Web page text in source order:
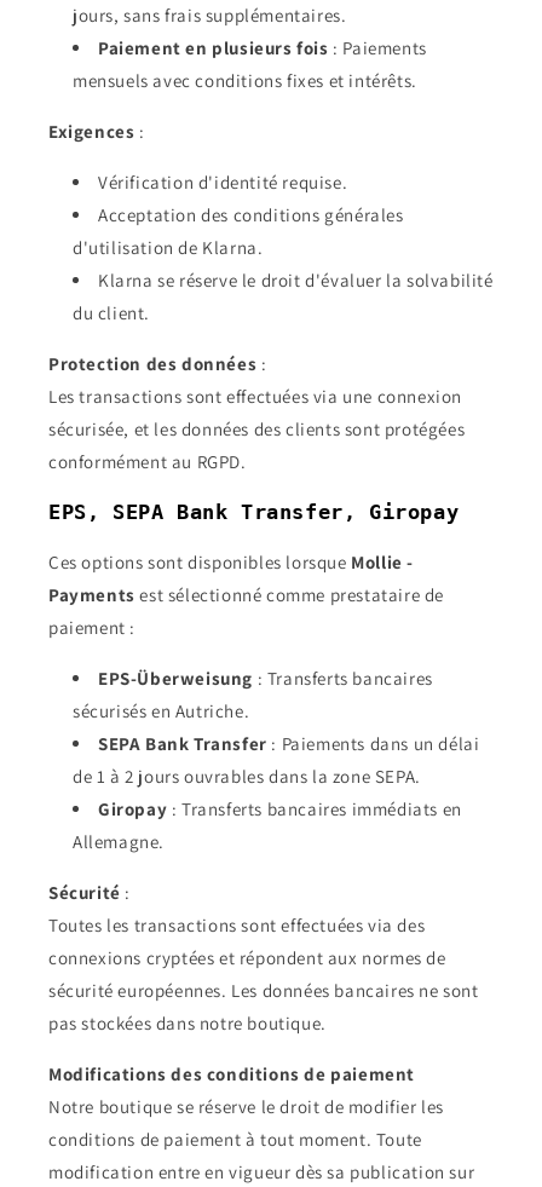
jours, sans frais supplémentaires.
Paiement en plusieurs fois : Paiements
mensuels avec conditions fixes et intérêts.
Exigences :
Vérification d'identité requise.
Acceptation des conditions générales
d'utilisation de Klarna.
Klarna se réserve le droit d'évaluer la solvabilité
du client.
Protection des données :
Les transactions sont effectuées via une connexion
sécurisée, et les données des clients sont protégées
conformément au RGPD.
EPS, SEPA Bank Transfer, Giropay
Ces options sont disponibles lorsque Mollie -
Payments est sélectionné comme prestataire de
paiement :
EPS-Überweisung : Transferts bancaires
sécurisés en Autriche.
SEPA Bank Transfer : Paiements dans un délai
de 1 à 2 jours ouvrables dans la zone SEPA.
Giropay : Transferts bancaires immédiats en
Allemagne.
Sécurité :
Toutes les transactions sont effectuées via des
connexions cryptées et répondent aux normes de
sécurité européennes. Les données bancaires ne sont
pas stockées dans notre boutique.
Modifications des conditions de paiement
Notre boutique se réserve le droit de modifier les
conditions de paiement à tout moment. Toute
modification entre en vigueur dès sa publication sur